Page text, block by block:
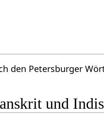
den Petersburger
und